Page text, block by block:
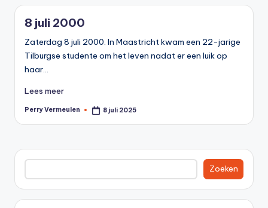
r
2
0
0
0
8 juli 2000
Zaterdag 8 juli 2000. In Maastricht kwam een 22-jarige
Tilburgse studente om het leven nadat er een luik op
haar…
Lees meer
Geplaatst
Perry Vermeulen 8 juli 2025
Zoeken
Zoeken